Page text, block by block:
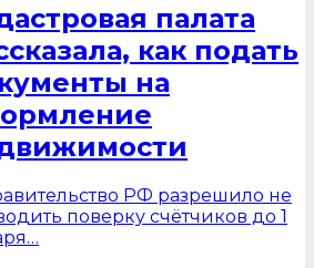
палата
как подать
на